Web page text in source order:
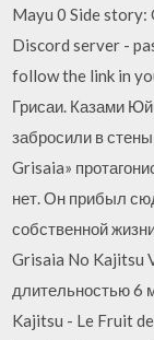
Mayu 0 Side story:
Discord server -
follow the link in
Грисаи. Казами
забросили в
Grisaia»
нет. Он прибыл
собственной
Grisaia No Kajitsu
длительностью 6
Kajitsu - Le Fruit